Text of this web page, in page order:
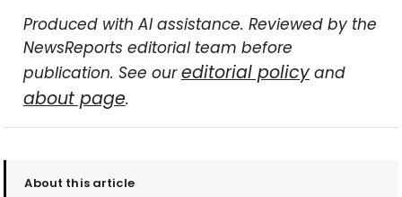
Produced with AI assistance. Reviewed by the
NewsReports editorial team before
publication. See oureditorial policyand
about page.
About this article